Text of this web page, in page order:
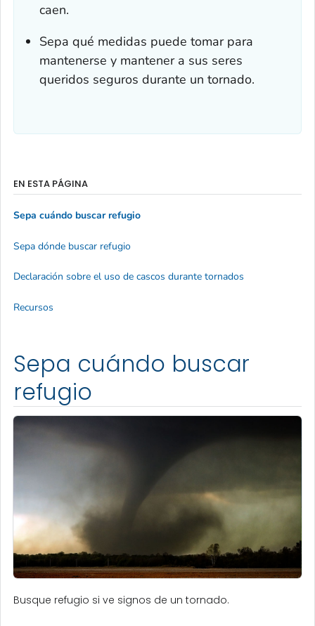
caen.
Sepa qué medidas puede tomar para
mantenerse y mantener a sus seres
queridos seguros durante un tornado.
Sepa cuándo buscar
refugio
Busque refugio si ve signos de un tornado.
EN ESTA PÁGINA
Sepa cuándo buscar refugio
Sepa dónde buscar refugio
Declaración sobre el uso de cascos durante tornados
Recursos